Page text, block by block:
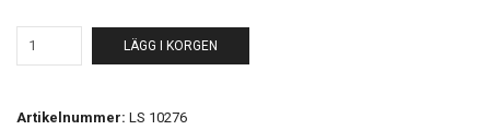
LÄGG I KORGEN
Artikelnummer: LS 10276